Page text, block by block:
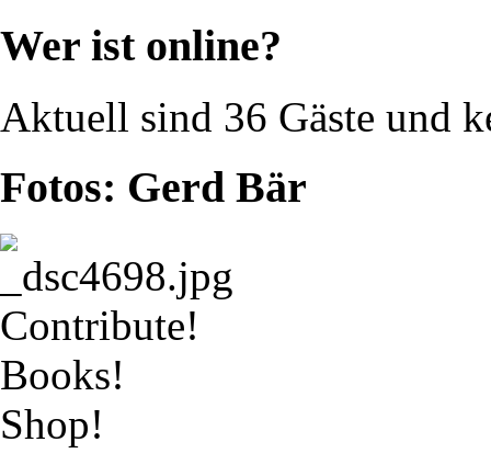
Wer ist online?
Aktuell sind 36 Gäste und
Fotos: Gerd Bär
Contribute!
Books!
Shop!